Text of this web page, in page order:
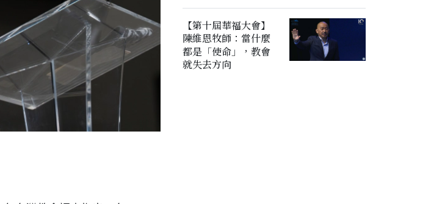
【第十屆華福大會】
陳維恩牧師：當什麼
都是「使命」，教會
就失去方向